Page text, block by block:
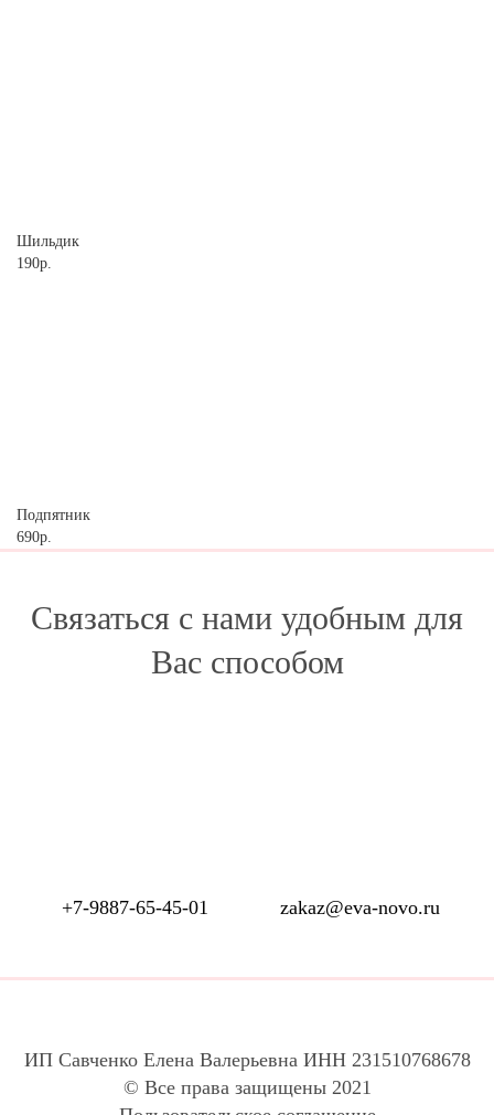
Шильдик
190р.
Подпятник
690р.
Связаться с нами удобным для
Вас способом
+7-9887-65-45-01 zakaz@eva-novo.ru
ИП Савченко Елена Валерьевна ИНН 231510768678
© Все права защищены 2021